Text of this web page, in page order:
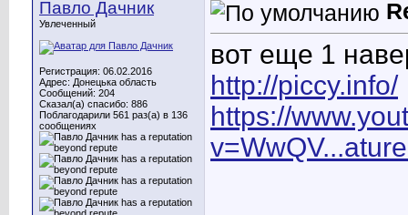
Павло Дачник
Увлеченный
Регистрация: 06.02.2016
Адрес: Донецька область
Сообщений: 204
Сказал(а) спасибо: 886
Поблагодарили 561 раз(а) в 136
сообщениях
вот еще 1
http://piccy.info/
https://